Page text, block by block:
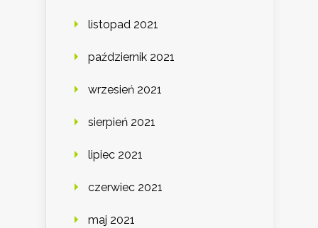
listopad 2021
październik 2021
wrzesień 2021
sierpień 2021
lipiec 2021
czerwiec 2021
maj 2021